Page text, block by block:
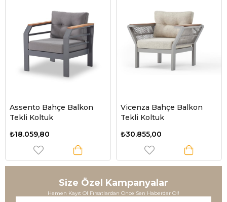
Assento Bahçe Balkon
Tekli Koltuk
₺18.059,80
Vicenza Bahçe Balkon
Tekli Koltuk
₺30.855,00
Size Özel Kampanyalar
Hemen Kayıt Ol Fırsatlardan Önce Sen Haberdar Ol!